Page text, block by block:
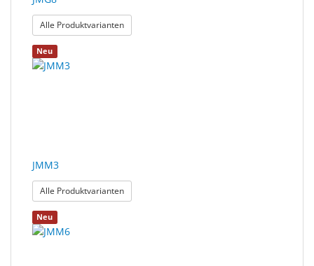
Alle Produktvarianten: JMG8
Neu
JMM3
Alle Produktvarianten: JMM3
Neu